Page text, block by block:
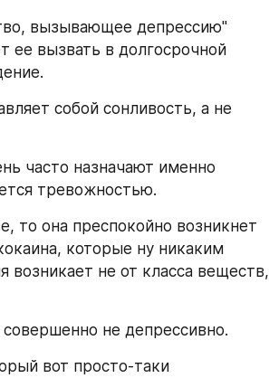
вызывающее депрессию"
ее вызвать в долгосрочной
собой сонливость, а не
часто назначают именно
тревожностью.
то она преспокойно возникнет
которые ну никаким
возникает не от класса веществ,
не депрессивно.
вот просто-таки